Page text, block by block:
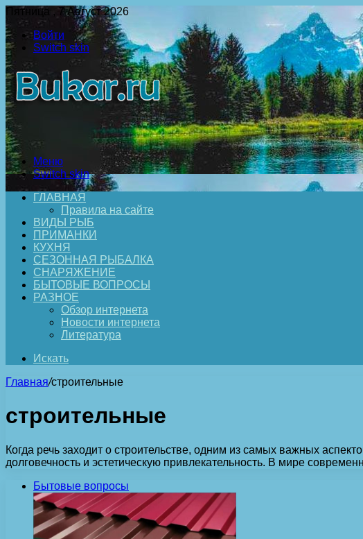
Пятница , 7 Август 2026
Войти
Switch skin
Меню
Switch skin
ГЛАВНАЯ
Правила на сайте
ВИДЫ РЫБ
ПРИМАНКИ
КУХНЯ
СЕЗОННАЯ РЫБАЛКА
СНАРЯЖЕНИЕ
БЫТОВЫЕ ВОПРОСЫ
РАЗНОЕ
Обзор интернета
Новости интернета
Литература
Искать
Главная/строительные
строительные
Когда речь заходит о строительстве, одним из самых важных
долговечность и эстетическую привлекательность. В мире
Бытовые вопросы